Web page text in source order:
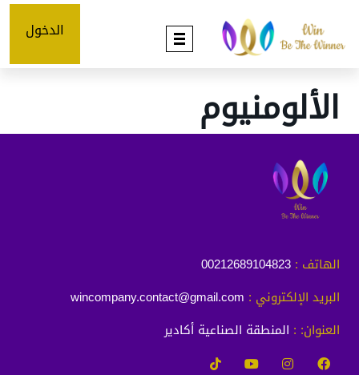
الدخول
الألومنيوم
الهاتف : 00212689104823
البريد الإلكتروني : wincompany.contact@gmail.com
العنوان: : المنطقة الصناعية أكادير